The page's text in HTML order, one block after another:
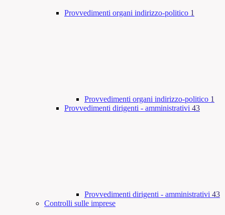
Provvedimenti organi indirizzo-politico 1
Provvedimenti organi indirizzo-politico 1
Provvedimenti dirigenti - amministrativi 43
Provvedimenti dirigenti - amministrativi 43
Controlli sulle imprese